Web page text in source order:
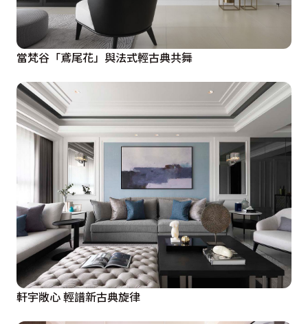
當梵谷「鳶尾花」與法式輕古典共舞
軒宇敞心 輕譜新古典旋律